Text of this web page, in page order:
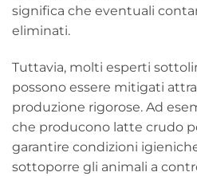
significa che eventuali
eliminati.
Tuttavia, molti esperti
possono essere mitigati
produzione rigorose. Ad
che producono latte crudo
garantire condizioni
sottoporre gli animali a